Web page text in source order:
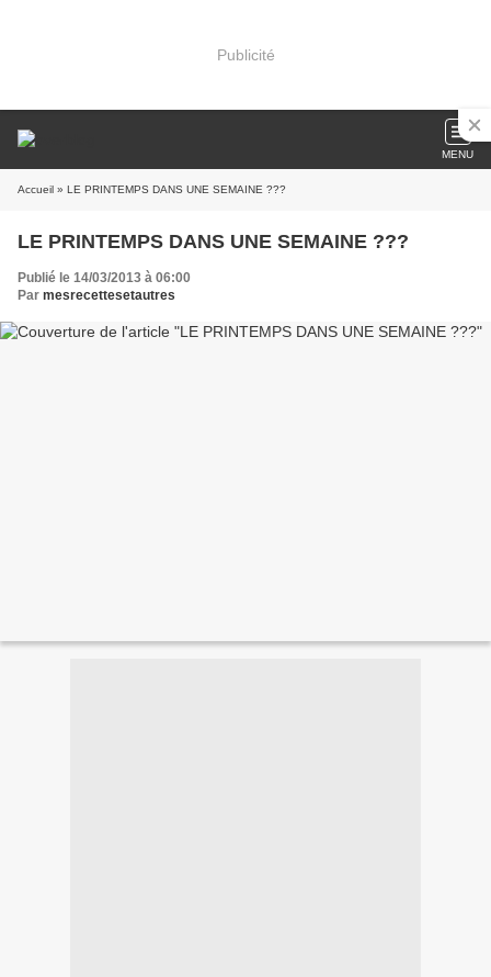
Publicité
MENU
Accueil » LE PRINTEMPS DANS UNE SEMAINE ???
LE PRINTEMPS DANS UNE SEMAINE ???
Publié le 14/03/2013 à 06:00
Par mesrecettesetautres